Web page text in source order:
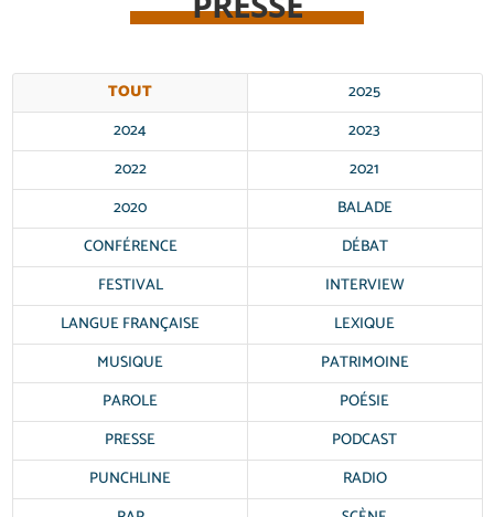
TOUT
2025
2024
2023
2022
2021
2020
BALADE
CONFÉRENCE
DÉBAT
FESTIVAL
INTERVIEW
LANGUE FRANÇAISE
LEXIQUE
MUSIQUE
PATRIMOINE
PAROLE
POÉSIE
PRESSE
PODCAST
PUNCHLINE
RADIO